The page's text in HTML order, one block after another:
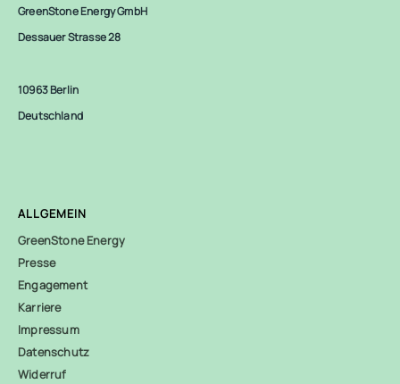
GreenStone Energy GmbH
Dessauer Strasse 28
10963 Berlin
Deutschland
ALLGEMEIN
GreenStone Energy
Presse
Engagement
Karriere
Impressum
Datenschutz
Widerruf